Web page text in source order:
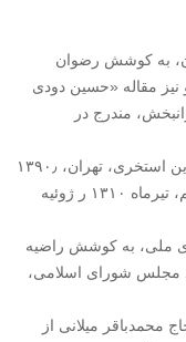
به کوشش رضوان
اصفهان، شهرداری اصفهان، ۱۳۸۵؛ و نیز مقاله «حسین دودی
مندرج در
۲‏. مجله مدرسه عالی فلاحت کرج، شماره پنجم، تیرماه ۱۳۱۰ ر ژوئیه
ملی، به کوشش راضیه
مجلس شورای اسلامی،
محمدباقر میلانی از